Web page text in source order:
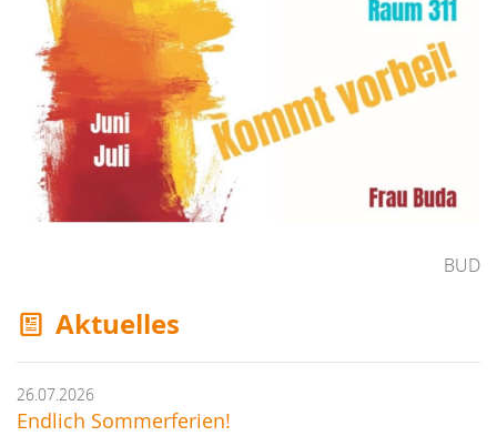
BUD
Aktuelles
26.07.2026
Endlich Sommerferien!